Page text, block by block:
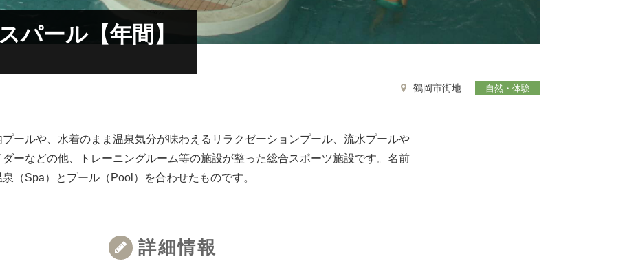
ール【年間】
鶴岡市街地 自然・体験
プールや、水着のまま温泉気分が味わえるリラクゼーションプール、流水プールや
ダーなどの他、トレーニングルーム等の施設が整った総合スポーツ施設です。名前
（Spa）とプール（Pool）を合わせたものです。
詳細情報